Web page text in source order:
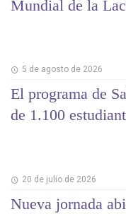
Mundial de la
5 de agosto de 2026
El programa de
de 1.100
20 de julio de 2026
Nueva jornada